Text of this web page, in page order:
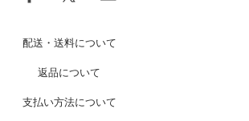
配送・送料について
返品について
支払い方法について